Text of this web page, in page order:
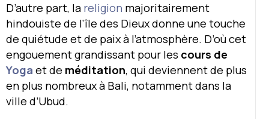
D’autre part, la religion majoritairement
hindouiste de l’île des Dieux donne une touche
de quiétude et de paix à l’atmosphère. D’où cet
engouement grandissant pour les cours de
Yoga et de méditation, qui deviennent de plus
en plus nombreux à Bali, notamment dans la
ville d’Ubud.